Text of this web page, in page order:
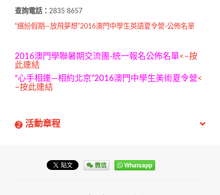
查詢電話： 2835 8657
“繽紛假期─放飛夢想”2016澳門中學生英語夏令營-公佈名單
2016澳門學聯暑期交流團-統一報名公佈名單<–按
此連結
“心手相連—相約北京”2016澳門中學生美術夏令營<
–按此連結
2 活動章程
微信 Whatsapp